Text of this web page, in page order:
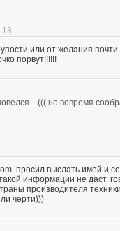
или от желания
порвут!!!!!!
но вовремя
просил выслать имей и
такой информации не
производителя
черти)))